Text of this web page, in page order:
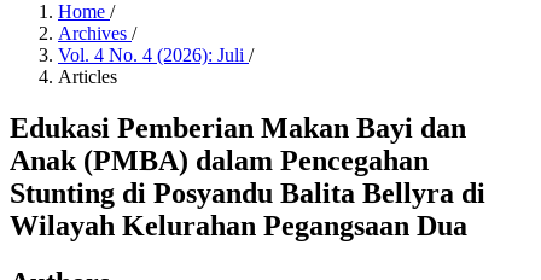
Home /
Archives /
Vol. 4 No. 4 (2026): Juli /
Articles
Edukasi Pemberian Makan Bayi dan
Anak (PMBA) dalam Pencegahan
Stunting di Posyandu Balita Bellyra di
Wilayah Kelurahan Pegangsaan Dua